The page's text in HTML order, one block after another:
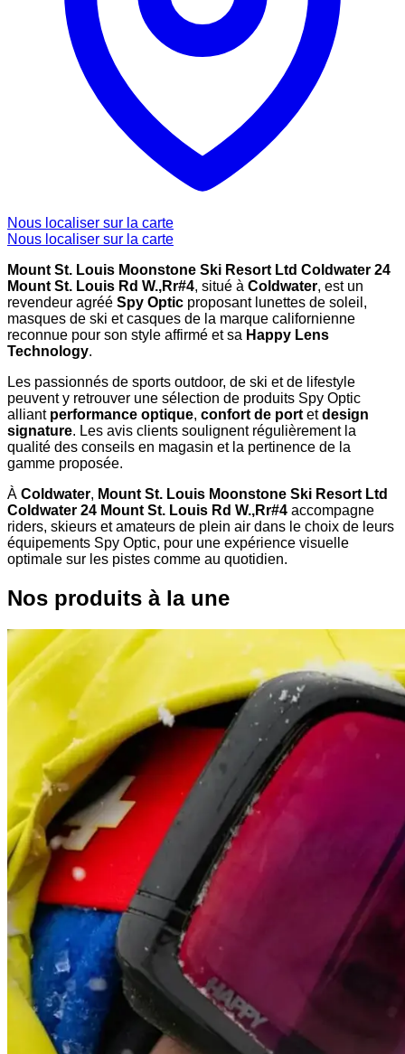
Nous localiser sur la carte
Nous localiser sur la carte
Mount St. Louis Moonstone Ski Resort Ltd Coldwater 24
Mount St. Louis Rd W.,Rr#4, situé à Coldwater, est un
revendeur agréé Spy Optic proposant lunettes de soleil,
masques de ski et casques de la marque californienne
reconnue pour son style affirmé et sa Happy Lens
Technology.
Les passionnés de sports outdoor, de ski et de lifestyle
peuvent y retrouver une sélection de produits Spy Optic
alliant performance optique, confort de portetdesign
signature. Les avis clients soulignent régulièrement la
qualité des conseils en magasin et la pertinence de la
gamme proposée.
À Coldwater, Mount St. Louis Moonstone Ski Resort Ltd
Coldwater 24 Mount St. Louis Rd W.,Rr#4 accompagne
riders, skieurs et amateurs de plein air dans le choix de leurs
équipements Spy Optic, pour une expérience visuelle
optimale sur les pistes comme au quotidien.
Nos produits à la une